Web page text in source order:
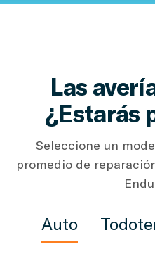
Las
¿Estarás
Seleccione un
promedio de
Auto